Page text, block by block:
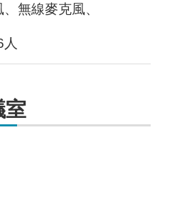
無線麥克風、
室